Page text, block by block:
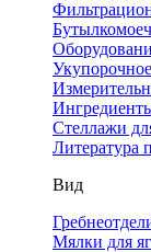
Стеллажи
Литература
Вид
Мялки для